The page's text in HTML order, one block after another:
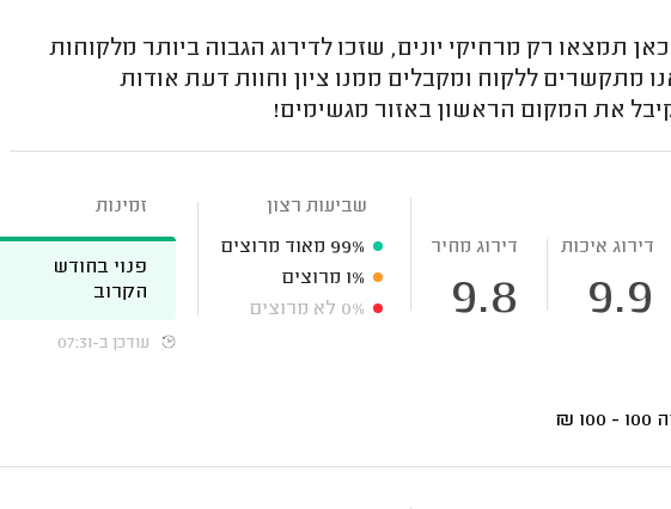
תמצאו רק מרחיקי יונים, שזכו לדירוג הגבוה ביותר מלקוחות
מתקשרים ללקוח ומקבלים ממנו ציון וחוות דעת אודות
את המקום הראשון באזור מגשימים!
דירוג איכות
9.9
דירוג מחיר
9.8
שביעות רצון
99% מאוד מרוצים
1% מרוצים
0% לא מרוצים
זמינות
פנוי בחודש
הקרוב
עודכן ב-07:31
100 - 100
₪